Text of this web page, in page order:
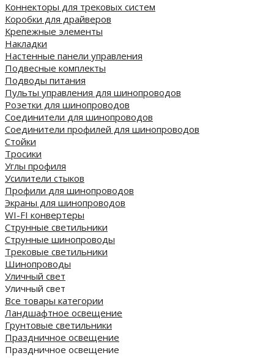
Коннекторы для трековых систем
Коробки для драйверов
Крепежные элементы
Накладки
Настенные панели управления
Подвесные комплекты
Подводы питания
Пульты управления для шинопроводов
Розетки для шинопроводов
Соединители для шинопроводов
Соединители профилей для шинопроводов
Стойки
Тросики
Углы профиля
Усилители стыков
Профили для шинопроводов
Экраны для шинопроводов
WI-FI конвертеры
Струнные светильники
Струнные шинопроводы
Трековые светильники
Шинопроводы
Уличный свет
Уличный свет
Все товары категории
Ландшафтное освещение
Грунтовые светильники
Праздничное освещение
Праздничное освещение